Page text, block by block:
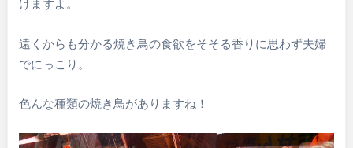
けますよ。
遠くからも分かる焼き鳥の食欲をそそる香りに思わず夫婦
でにっこり。
色んな種類の焼き鳥がありますね！